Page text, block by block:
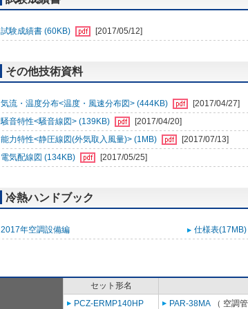
試験成績書 (60KB) [2017/05/12]
その他技術資料
気流・温度分布<温度・風速分布図> (444KB)
[2017/04/27]
騒音特性<騒音線図> (139KB)
[2017/04/20]
能力特性<静圧線図(外気取入風量)> (1MB)
[2017/07/13]
電気配線図 (134KB)
[2017/05/25]
冷熱ハンドブック
2017年空調設備編 仕様表(17MB)
セット形名
PCZ-ERMP140HP
PAR-38MA （ 空調